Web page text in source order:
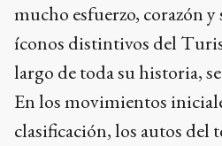
mucho esfuerzo, corazón y
íconos distintivos del
largo de toda su historia,
En los movimientos
clasificación, los autos del